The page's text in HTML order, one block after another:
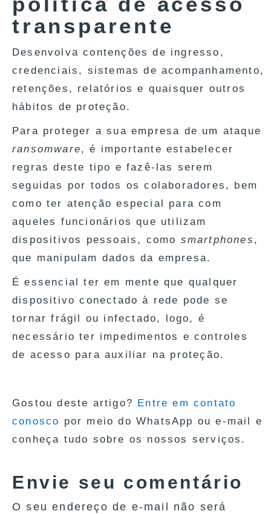
transparente
Desenvolva contenções de ingresso,
credenciais, sistemas de acompanhamento,
retenções, relatórios e quaisquer outros
hábitos de proteção.
Para proteger a sua empresa de um ataque
ransomware, é importante estabelecer
regras deste tipo e fazê-las serem
seguidas por todos os colaboradores, bem
como ter atenção especial para com
aqueles funcionários que utilizam
dispositivos pessoais, como smartphones ,
que manipulam dados da empresa.
É essencial ter em mente que qualquer
dispositivo conectado à rede pode se
tornar frágil ou infectado, logo, é
necessário ter impedimentos e controles
de acesso para auxiliar na proteção.
Gostou deste artigo?
Entre em contato
conosco por meio do WhatsApp ou e-mail e
conheça tudo sobre os nossos serviços.
Envie seu comentário
O seu endereço de e-mail não será